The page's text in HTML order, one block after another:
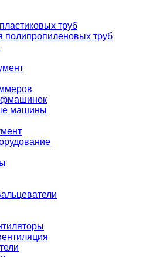
труб
полипропиленовых труб
машины